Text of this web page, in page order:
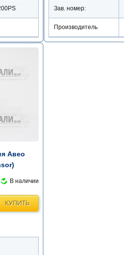
Зав. номер:
Производитель
Авео
В наличии
КУПИТЬ